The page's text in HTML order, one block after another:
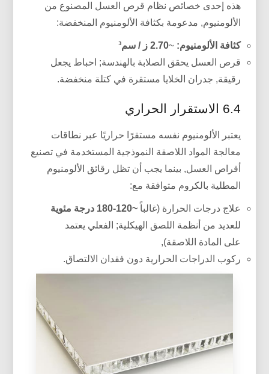
هذه إحدى خصائص نظام قرص العسل المصنوع من
الألومنيوم, مدعومة بكثافة الألومنيوم المنخفضة:
كثافة الألومنيوم: ~2.70 ز / سم³
قرص العسل يحقق الصلابة بالهندسة; احباط يجعل
رقيقة, جدران الخلايا مستقرة في كتلة منخفضة.
6.4 الاستقرار الحراري
يعتبر الألومنيوم نفسه مستقرًا حراريًا عبر نطاقات
معالجة المواد اللاصقة النموذجية المستخدمة في تصنيع
أقراص العسل, بينما يجب أن تظل رقائق الألومنيوم
المطلية بالكروم متوافقة مع:
علاج درجات الحرارة (غالباً~120-180 درجة مئوية
للعديد من أنظمة اللصق الهيكلية; الفعلي يعتمد
على المادة اللاصقة),
ركوب الدراجات الحرارية دون فقدان الالتصاق.